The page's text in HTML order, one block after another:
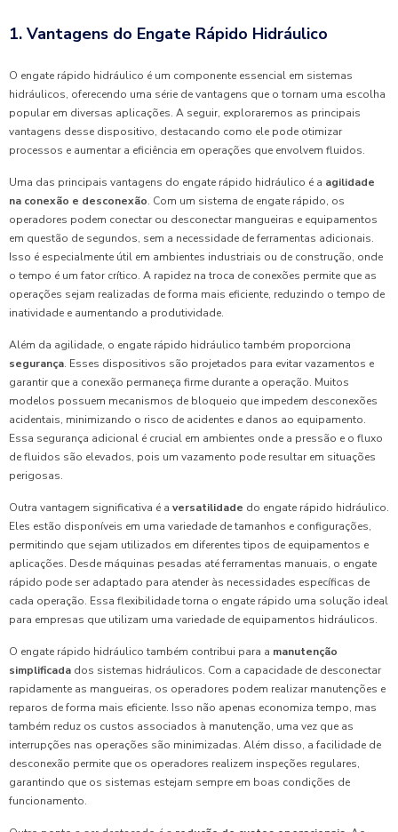
1. Vantagens do Engate Rápido Hidráulico
O engate rápido hidráulico é um componente essencial em sistemas
hidráulicos, oferecendo uma série de vantagens que o tornam uma escolha
popular em diversas aplicações. A seguir, exploraremos as principais
vantagens desse dispositivo, destacando como ele pode otimizar
processos e aumentar a eficiência em operações que envolvem fluidos.
Uma das principais vantagens do engate rápido hidráulico é a agilidade
na conexão e desconexão. Com um sistema de engate rápido, os
operadores podem conectar ou desconectar mangueiras e equipamentos
em questão de segundos, sem a necessidade de ferramentas adicionais.
Isso é especialmente útil em ambientes industriais ou de construção, onde
o tempo é um fator crítico. A rapidez na troca de conexões permite que as
operações sejam realizadas de forma mais eficiente, reduzindo o tempo de
inatividade e aumentando a produtividade.
Além da agilidade, o engate rápido hidráulico também proporciona
segurança. Esses dispositivos são projetados para evitar vazamentos e
garantir que a conexão permaneça firme durante a operação. Muitos
modelos possuem mecanismos de bloqueio que impedem desconexões
acidentais, minimizando o risco de acidentes e danos ao equipamento.
Essa segurança adicional é crucial em ambientes onde a pressão e o fluxo
de fluidos são elevados, pois um vazamento pode resultar em situações
perigosas.
Outra vantagem significativa é a versatilidade do engate rápido hidráulico.
Eles estão disponíveis em uma variedade de tamanhos e configurações,
permitindo que sejam utilizados em diferentes tipos de equipamentos e
aplicações. Desde máquinas pesadas até ferramentas manuais, o engate
rápido pode ser adaptado para atender às necessidades específicas de
cada operação. Essa flexibilidade torna o engate rápido uma solução ideal
para empresas que utilizam uma variedade de equipamentos hidráulicos.
O engate rápido hidráulico também contribui para a manutenção
simplificada dos sistemas hidráulicos. Com a capacidade de desconectar
rapidamente as mangueiras, os operadores podem realizar manutenções e
reparos de forma mais eficiente. Isso não apenas economiza tempo, mas
também reduz os custos associados à manutenção, uma vez que as
interrupções nas operações são minimizadas. Além disso, a facilidade de
desconexão permite que os operadores realizem inspeções regulares,
garantindo que os sistemas estejam sempre em boas condições de
funcionamento.